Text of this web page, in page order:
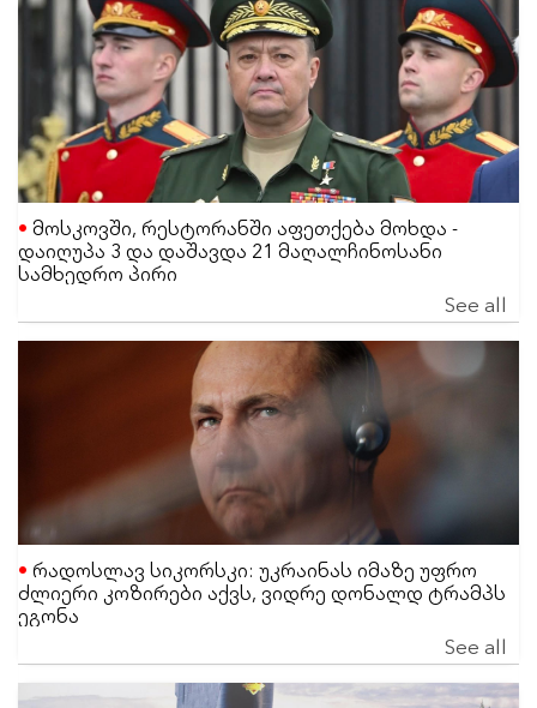
მოსკოვში, რესტორანში აფეთქება მოხდა -
დაიღუპა 3 და დაშავდა 21 მაღალჩინოსანი
სამხედრო პირი
See all
რადოსლავ სიკორსკი: უკრაინას იმაზე უფრო
ძლიერი კოზირები აქვს, ვიდრე დონალდ ტრამპს
ეგონა
See all